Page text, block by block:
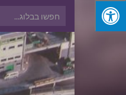
Search for: